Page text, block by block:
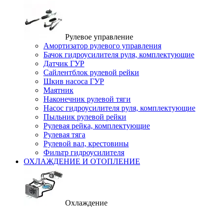
Рулевое управление
Амортизатор рулевого управления
Бачок гидроусилителя руля, комплектующие
Датчик ГУР
Сайлентблок рулевой рейки
Шкив насоса ГУР
Маятник
Наконечник рулевой тяги
Насос гидроусилителя руля, комплектующие
Пыльник рулевой рейки
Рулевая рейка, комплектующие
Рулевая тяга
Рулевой вал, крестовины
Фильтр гидроусилителя
ОХЛАЖДЕНИЕ И ОТОПЛЕНИЕ
Охлаждение